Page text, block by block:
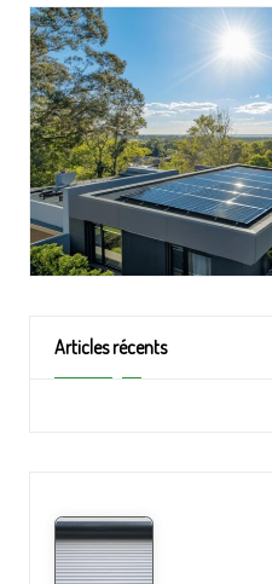
publications
Articles récents